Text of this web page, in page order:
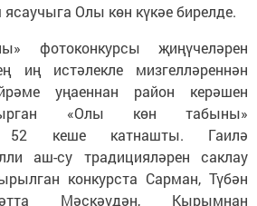
Олы көн күкәе бирелде.
фотоконкурсы җиңүчеләрен
иң истәлекле мизгелләреннән
уңаеннан район керәшен
«Олы көн табыны»
52 кеше катнашты. Гаилә
аш-су традицияләрен саклау
конкурста Сарман, Түбән
Мәскәүдән, Кырымнан